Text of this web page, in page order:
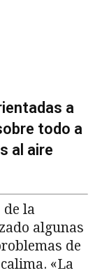
a
todo a
al aire
de la
algunas
de
«La